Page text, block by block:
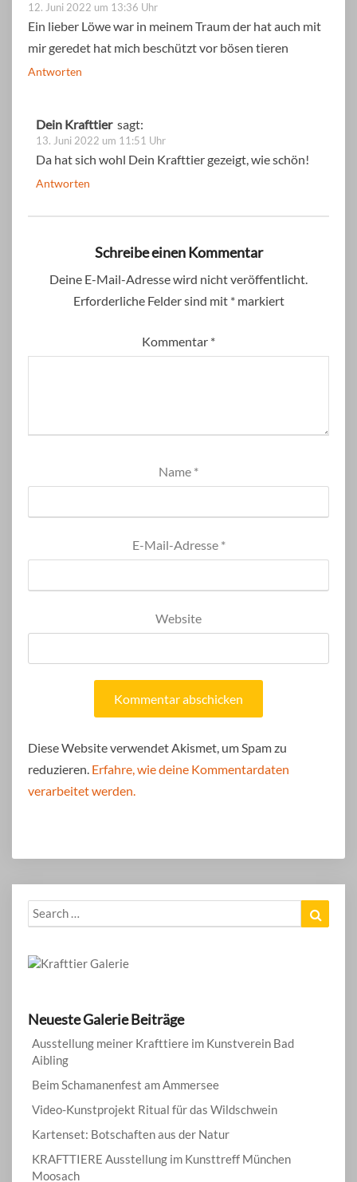
12. Juni 2022 um 13:36 Uhr
Ein lieber Löwe war in meinem Traum der hat auch mit
mir geredet hat mich beschützt vor bösen tieren
Antworten
Dein Krafttier sagt:
13. Juni 2022 um 11:51 Uhr
Da hat sich wohl Dein Krafttier gezeigt, wie schön!
Antworten
Schreibe einen Kommentar
Deine E-Mail-Adresse wird nicht veröffentlicht.
Erforderliche Felder sind mit *markiert
Kommentar *
Name *
E-Mail-Adresse *
Website
Diese Website verwendet Akismet, um Spam zu
reduzieren. Erfahre, wie deine Kommentardaten
verarbeitet werden.
Search
for:
Neueste Galerie Beiträge
Ausstellung meiner Krafttiere im Kunstverein Bad
Aibling
Beim Schamanenfest am Ammersee
Video-Kunstprojekt Ritual für das Wildschwein
Kartenset: Botschaften aus der Natur
KRAFTTIERE Ausstellung im Kunsttreff München
Moosach